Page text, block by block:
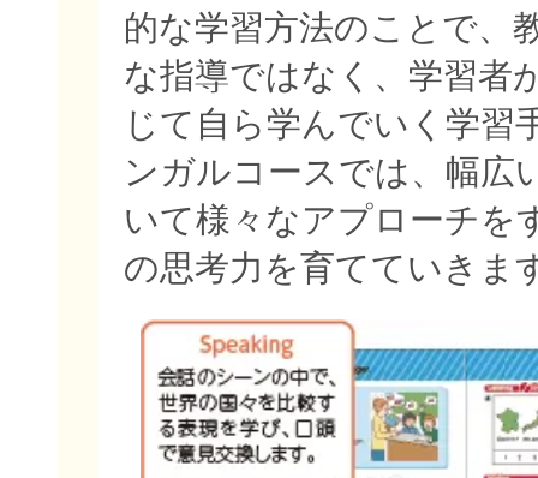
的な学習方法のことで、
な指導ではなく、学習者
じて自ら学んでいく学習
ンガルコースでは、幅広
いて様々なアプローチを
の思考力を育てていきま